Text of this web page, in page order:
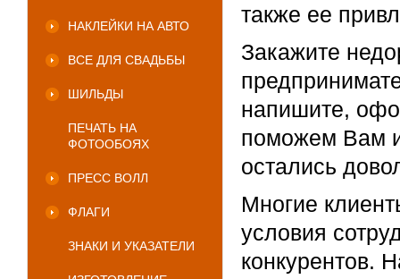
НАКЛЕЙКИ НА АВТО
ВСЕ ДЛЯ СВАДЬБЫ
ШИЛЬДЫ
ПЕЧАТЬ НА
ФОТООБОЯХ
ПРЕСС ВОЛЛ
ФЛАГИ
ЗНАКИ И УКАЗАТЕЛИ
также ее
Закажите
напишите,
поможем Вам
остались
Многие
условия
конкурентов.